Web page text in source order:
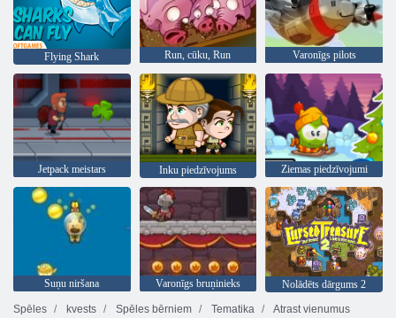
Flying Shark Run, cūku, Run Varonīgs pilots
Jetpack meistars Inku piedzīvojums Ziemas piedzīvojumi
Suņu niršana Varonīgs bruņinieks
Nolādēts dārgums 2
Spēles
kvests Spēles bērniem Tematika
Atrast vienumus